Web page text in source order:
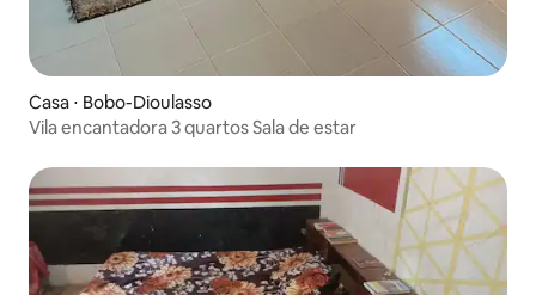
Casa ⋅ Bobo-Dioulasso
Vila encantadora 3 quartos Sala de estar